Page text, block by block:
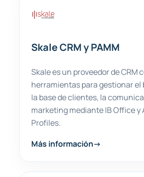
Skale CRM y PAMM
Skale es un proveedor de CRM
herramientas para gestionar el
la base de clientes, la
marketing mediante IB Office y
Profiles.
Más información→